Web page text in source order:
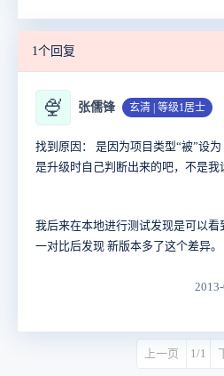
1个回复
🍨 张儒锋 玄清 | 等级1居士
找到原因： 是因为项目类型“被”设
是升级时自己判断出来的吧，不是我
我后来在本地进行测试发现是可以看
一对比后发现 新版本多了这个差异。
上一页 1/1